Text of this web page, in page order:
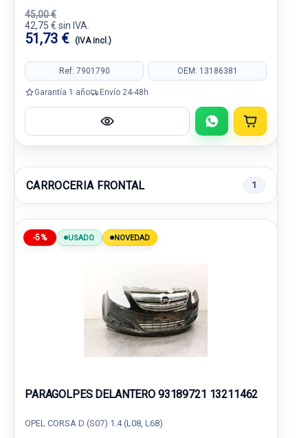
45,00 €
42,75 € sin IVA.
51,73 € (IVA incl.)
Ref: 7901790 OEM: 13186381
Garantía 1 año Envío 24-48h
CARROCERIA FRONTAL 1
-5% USADO NOVEDAD
PARAGOLPES DELANTERO 93189721 13211462
OPEL CORSA D (S07) 1.4 (L08, L68)